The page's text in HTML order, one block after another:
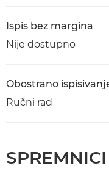
Ispis bez margina
Nije dostupno
Obostrano
Ručni rad